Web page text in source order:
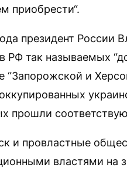
приобрести“.
президент России
РФ так называемых
“Запорожской и
прошли
и провластные
властями на